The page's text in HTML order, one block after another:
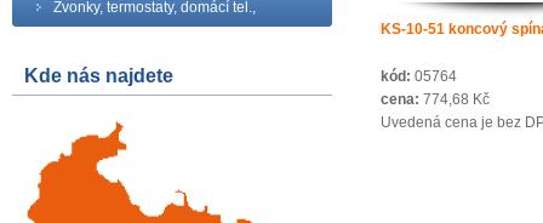
Zvonky, termostaty, domácí tel.,
Kde nás najdete
KS-10-51 koncový
kód: 05764
cena: 774,68 Kč
Uvedená cena je bez